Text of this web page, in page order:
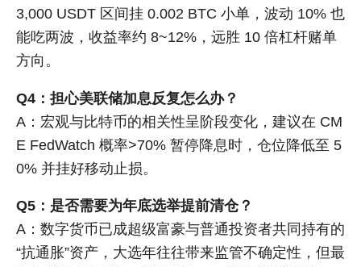
3,000 USDT 区间挂 0.002 BTC 小单，波动 10% 也
能吃两波，收益率约 8~12%，远胜 10 倍杠杆赌单
方向。
Q4：担心美联储加息反复怎么办？
A：宏观与比特币的相关性呈阶段变化，建议在 CM
E FedWatch 概率>70% 暂停降息时，仓位降低至 5
0% 并挂好移动止损。
Q5：是否需要为年底选举提前清仓？
A：数字货币已成超级富豪与普通投资者共同持有的
“抗通胀”资产，大选年往往带来监管不确定性，但最